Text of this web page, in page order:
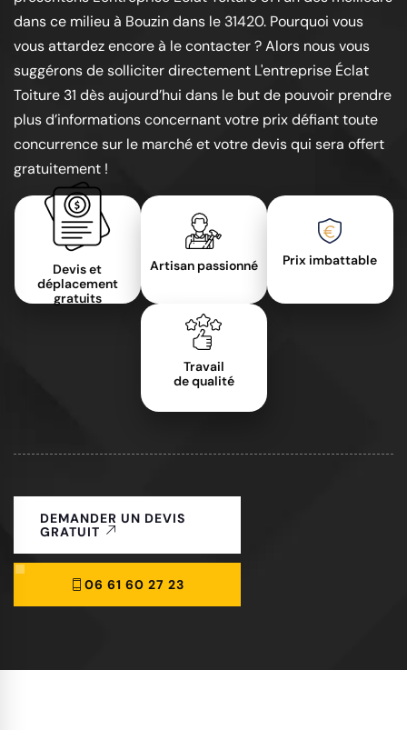
dans ce milieu à Bouzin dans le 31420. Pourquoi vous
vous attardez encore à le contacter ? Alors nous vous
suggérons de solliciter directement L'entreprise Éclat
Toiture 31 dès aujourd’hui dans le but de pouvoir prendre
plus d’informations concernant votre prix défiant toute
concurrence sur le marché et votre devis qui sera offert
gratuitement !
Devis et
déplacement
gratuits
Artisan passionné Prix imbattable
Travail
de qualité
DEMANDER UN DEVIS
GRATUIT
06 61 60 27 23